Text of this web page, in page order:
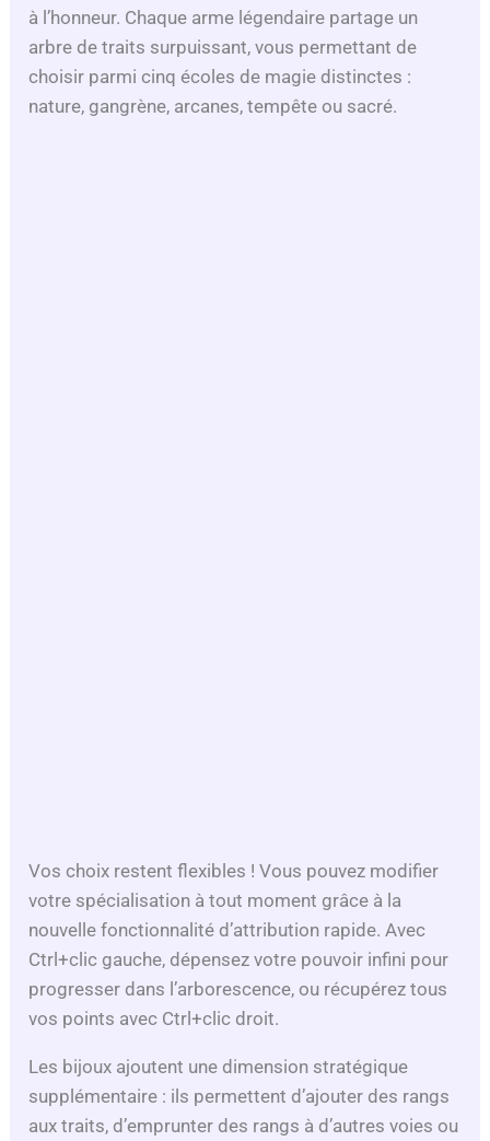
à l’honneur. Chaque arme légendaire partage un
arbre de traits surpuissant, vous permettant de
choisir parmi cinq écoles de magie distinctes :
nature, gangrène, arcanes, tempête ou sacré.
Vos choix restent flexibles ! Vous pouvez modifier
votre spécialisation à tout moment grâce à la
nouvelle fonctionnalité d’attribution rapide. Avec
Ctrl+clic gauche, dépensez votre pouvoir infini pour
progresser dans l’arborescence, ou récupérez tous
vos points avec Ctrl+clic droit.
Les bijoux ajoutent une dimension stratégique
supplémentaire : ils permettent d’ajouter des rangs
aux traits, d’emprunter des rangs à d’autres voies ou